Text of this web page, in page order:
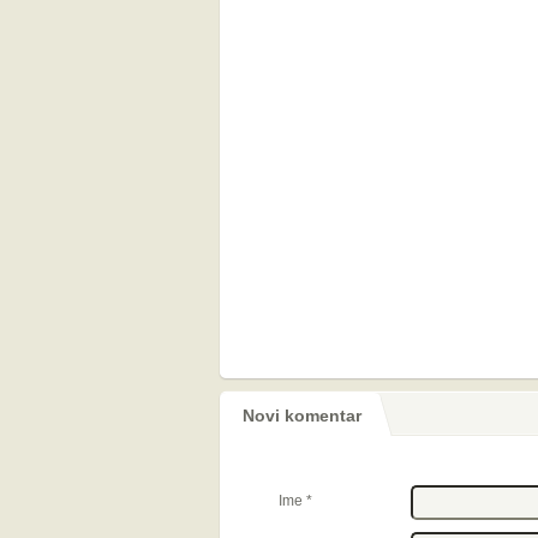
Novi komentar
Ime *